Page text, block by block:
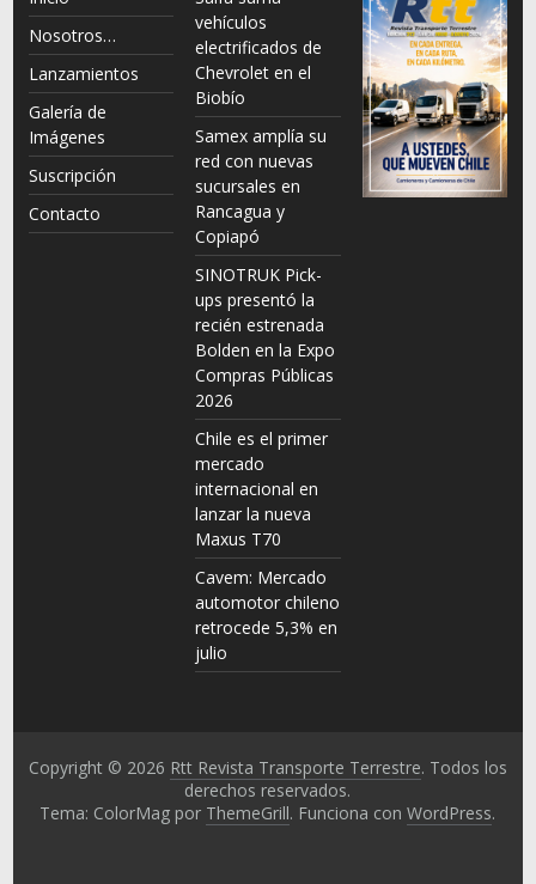
Nosotros…
Lanzamientos
Galería de
Imágenes
Suscripción
Contacto
vehículos
electrificados de
Chevrolet en el
Biobío
Samex amplía su
red con nuevas
sucursales en
Rancagua y
Copiapó
SINOTRUK Pick-
ups presentó la
recién estrenada
Bolden en la Expo
Compras Públicas
2026
Chile es el primer
mercado
internacional en
lanzar la nueva
Maxus T70
Cavem: Mercado
automotor chileno
retrocede 5,3% en
julio
Copyright © 2026 Rtt Revista Transporte Terrestre. Todos los
derechos reservados.
Tema: ColorMag por ThemeGrill. Funciona conWordPress.